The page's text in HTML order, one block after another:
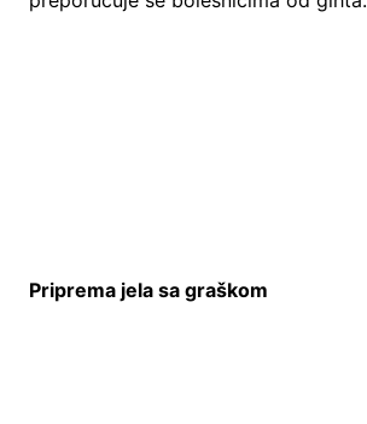
Priprema jela sa graškom